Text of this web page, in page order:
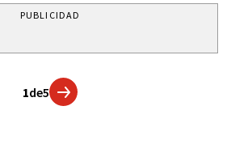
PUBLICIDAD
1de5